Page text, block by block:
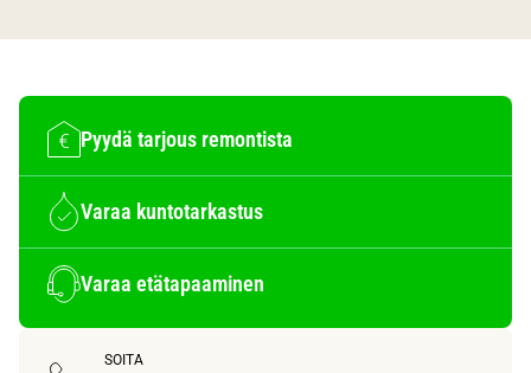
Pyydä tarjous remontista
Varaa kuntotarkastus
Varaa etätapaaminen
SOITA